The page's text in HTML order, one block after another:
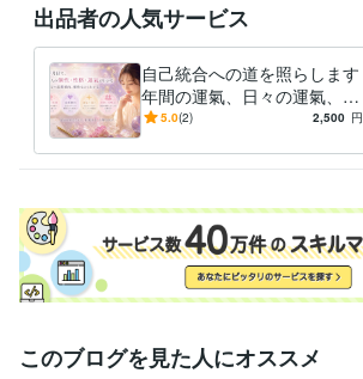
出品者の人気サービス
自己統合への道を照らします
年間の運氣、日々の運氣、恋
愛、相性、性格、個性診断賜
5.0(2) 2,500 円
このブログを見た人にオススメ